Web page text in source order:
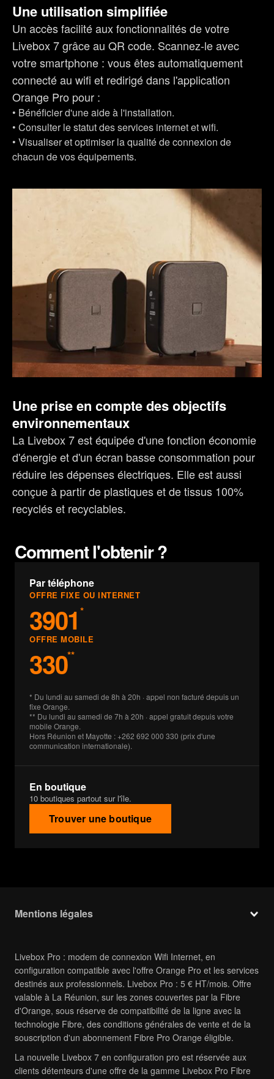
Une utilisation simplifiée
Un accès facilité aux fonctionnalités de votre
Livebox 7 grâce au QR code. Scannez-le avec
votre smartphone : vous êtes automatiquement
connecté au wifi et redirigé dans l'application
Orange Pro pour :
• Bénéficier d'une aide à l'installation.
• Consulter le statut des services internet et wifi.
• Visualiser et optimiser la qualité de connexion de
chacun de vos équipements.
Une prise en compte des objectifs
environnementaux
La Livebox 7 est équipée d'une fonction économie
d'énergie et d'un écran basse consommation pour
réduire les dépenses électriques. Elle est aussi
conçue à partir de plastiques et de tissus 100%
recyclés et recyclables.
Comment l'obtenir ?
Par téléphone
OFFRE FIXE OU INTERNET
3901*
OFFRE MOBILE
330**
* Du lundi au samedi de 8h à 20h · appel non facturé depuis un
fixe Orange.
** Du lundi au samedi de 7h à 20h · appel gratuit depuis votre
mobile Orange.
Hors Réunion et Mayotte : +262 692 000 330 (prix d'une
communication internationale).
En boutique
10 boutiques partout sur l'île.
Trouver une boutique
Mentions légales
Livebox Pro : modem de connexion Wifi Internet, en
configuration compatible avec l'offre Orange Pro et les services
destinés aux professionnels. Livebox Pro : 5 € HT/mois. Offre
valable à La Réunion, sur les zones couvertes par la Fibre
d'Orange, sous réserve de compatibilité de la ligne avec la
technologie Fibre, des conditions générales de vente et de la
souscription d'un abonnement Fibre Pro Orange éligible.
La nouvelle Livebox 7 en configuration pro est réservée aux
clients détenteurs d'une offre de la gamme Livebox Pro Fibre